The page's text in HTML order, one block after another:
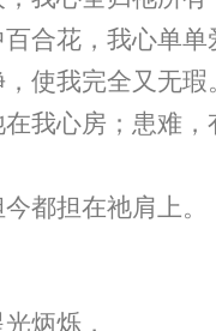
合花，我心单单
使我完全又无瑕
我心房；患难，
都担在祂肩上。
炳烁，